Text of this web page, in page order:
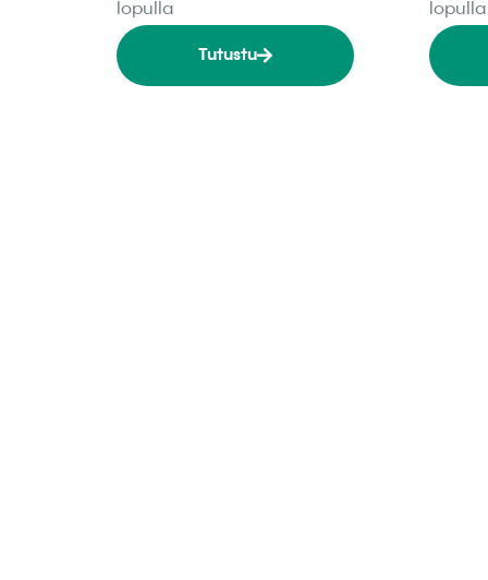
lopulla
Tutustu
lopulla